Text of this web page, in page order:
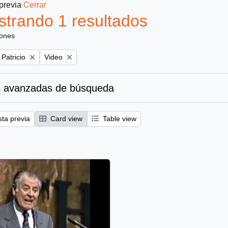
Cerrar
1 resultados
Patricio Remove filter:
Video
avanzadas de búsqueda
previa Card view Table view